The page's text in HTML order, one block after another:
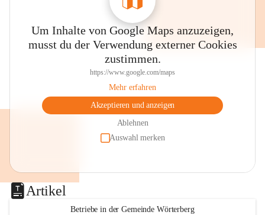
Um Inhalte von Google Maps anzuzeigen,
musst du der Verwendung externer Cookies
zustimmen.
https://www.google.com/maps
Mehr erfahren
Akzeptieren und anzeigen
Ablehnen
Auswahl merken
Artikel
Betriebe in der Gemeinde Wörterberg